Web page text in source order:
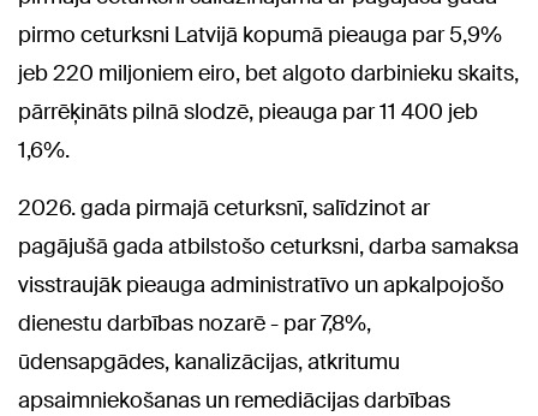
pirmo ceturksni Latvijā kopumā pieauga par 5,9%
jeb 220 miljoniem eiro, bet algoto darbinieku skaits,
pārrēķināts pilnā slodzē, pieauga par 11 400 jeb
1,6%.
2026. gada pirmajā ceturksnī, salīdzinot ar
pagājušā gada atbilstošo ceturksni, darba samaksa
visstraujāk pieauga administratīvo un apkalpojošo
dienestu darbības nozarē - par 7,8%,
ūdensapgādes, kanalizācijas, atkritumu
apsaimniekošanas un remediācijas darbības